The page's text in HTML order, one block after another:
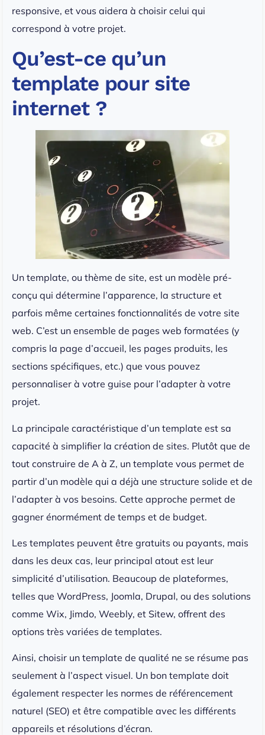
responsive, et vous aidera à choisir celui qui
correspond à votre projet.
Qu’est-ce qu’un
template pour site
internet ?
Un template, ou thème de site, est un modèle pré-
conçu qui détermine l’apparence, la structure et
parfois même certaines fonctionnalités de votre site
web. C’est un ensemble de pages web formatées (y
compris la page d’accueil, les pages produits, les
sections spécifiques, etc.) que vous pouvez
personnaliser à votre guise pour l’adapter à votre
projet.
La principale caractéristique d’un template est sa
capacité à simplifier la création de sites. Plutôt que de
tout construire de A à Z, un template vous permet de
partir d’un modèle qui a déjà une structure solide et de
l’adapter à vos besoins. Cette approche permet de
gagner énormément de temps et de budget.
Les templates peuvent être gratuits ou payants, mais
dans les deux cas, leur principal atout est leur
simplicité d’utilisation. Beaucoup de plateformes,
telles que WordPress, Joomla, Drupal, ou des solutions
comme Wix, Jimdo, Weebly, et Sitew, offrent des
options très variées de templates.
Ainsi, choisir un template de qualité ne se résume pas
seulement à l’aspect visuel. Un bon template doit
également respecter les normes de référencement
naturel (SEO) et être compatible avec les différents
appareils et résolutions d’écran.